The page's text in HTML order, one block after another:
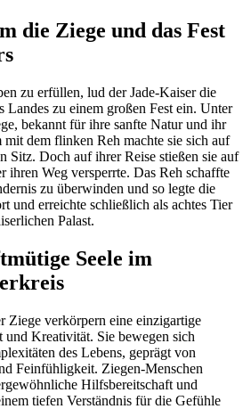
die Ziege und das Fest
zu erfüllen, lud der Jade-Kaiser die
Landes zu einem großen Fest ein. Unter
bekannt für ihre sanfte Natur und ihr
mit dem flinken Reh machte sie sich auf
Sitz. Doch auf ihrer Reise stießen sie auf
ihren Weg versperrte. Das Reh schaffte
zu überwinden und so legte die
und erreichte schließlich als achtes Tier
Palast.
Seele im
Ziege verkörpern eine einzigartige
und Kreativität. Sie bewegen sich
des Lebens, geprägt von
Feinfühligkeit. Ziegen-Menschen
Hilfsbereitschaft und
tiefen Verständnis für die Gefühle